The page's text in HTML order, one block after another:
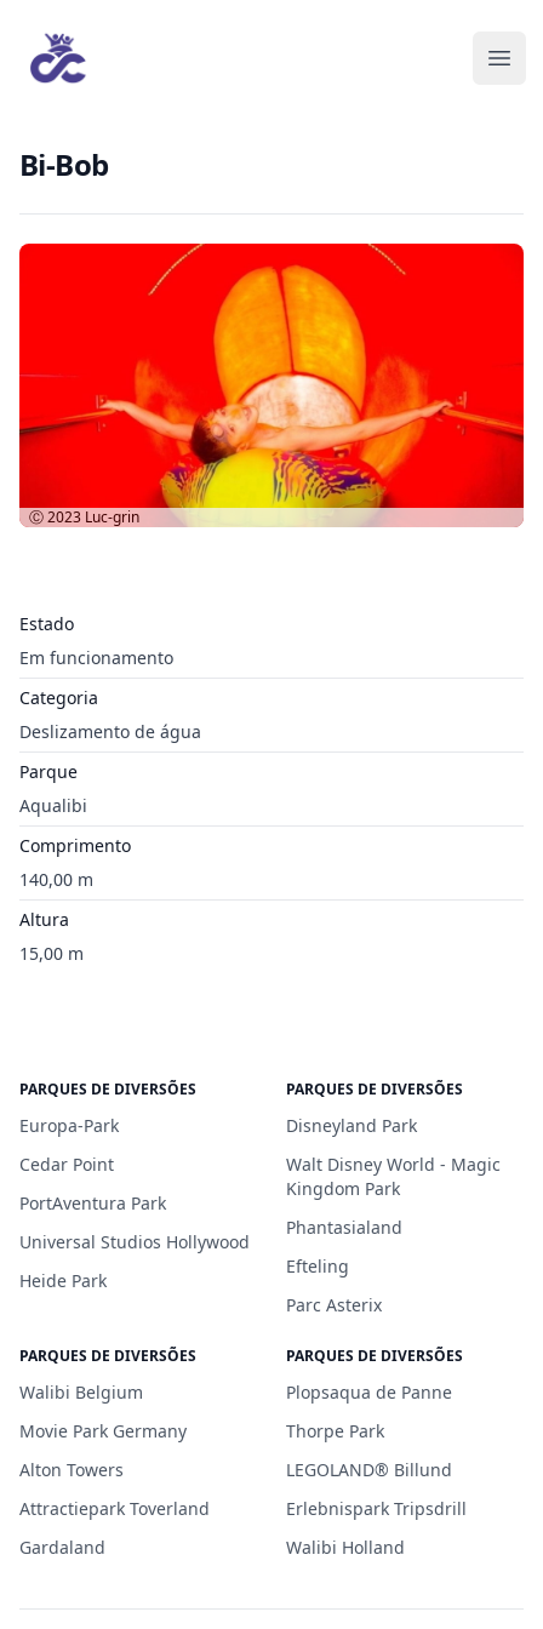
Bi-Bob
Estado
Em funcionamento
Categoria
Deslizamento de água
Parque
Aqualibi
Comprimento
140,00 m
Altura
15,00 m
Ⓒ 2023 Luc-grin
PARQUES DE DIVERSÕES
Europa-Park
Cedar Point
PortAventura Park
Universal Studios Hollywood
Heide Park
PARQUES DE DIVERSÕES
Disneyland Park
Walt Disney World - Magic
Kingdom Park
Phantasialand
Efteling
Parc Asterix
PARQUES DE DIVERSÕES
Walibi Belgium
Movie Park Germany
Alton Towers
Attractiepark Toverland
Gardaland
PARQUES DE DIVERSÕES
Plopsaqua de Panne
Thorpe Park
LEGOLAND® Billund
Erlebnispark Tripsdrill
Walibi Holland